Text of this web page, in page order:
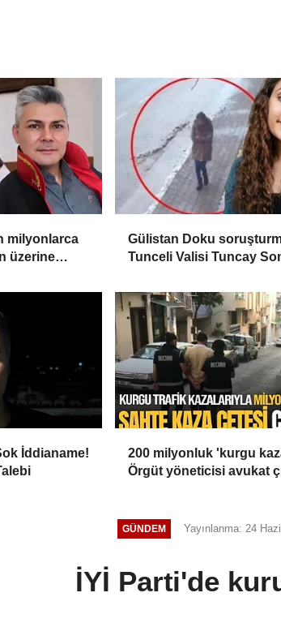
milyonlarca
üzerine
Gülistan Doku
Tunceli Valisi Tuncay
İddianame!
200 milyonluk 'kurgu
Örgüt yöneticisi avukat
GÜNDEM Yayınlanma: 24
İYİ Parti'de